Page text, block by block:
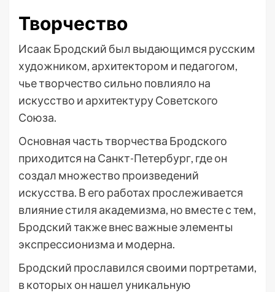
Творчество
Исаак Бродский был выдающимся русским
художником, архитектором и педагогом,
чье творчество сильно повлияло на
искусство и архитектуру Советского
Союза.
Основная часть творчества Бродского
приходится на Санкт-Петербург, где он
создал множество произведений
искусства. В его работах прослеживается
влияние стиля академизма, но вместе с тем,
Бродский также внес важные элементы
экспрессионизма и модерна.
Бродский прославился своими портретами,
в которых он нашел уникальную